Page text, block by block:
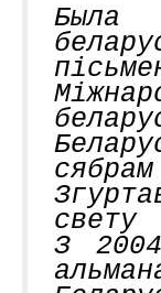
Была
свету
З